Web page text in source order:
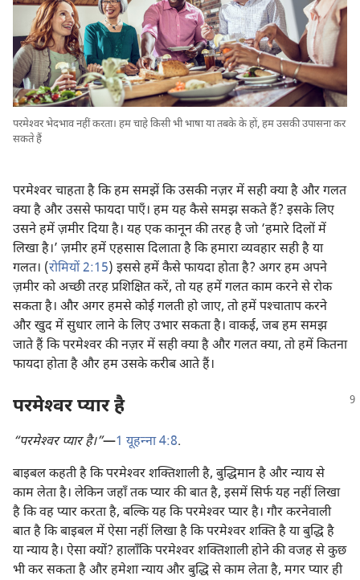
परमेश्‍वर भेदभाव नहीं करता। हम चाहे किसी भी भाषा या तबके के हों, हम उसकी उपासना कर
सकते हैं
परमेश्‍वर चाहता है कि हम समझें कि उसकी नज़र में सही क्या है और गलत
क्या है और उससे फायदा पाएँ। हम यह कैसे समझ सकते हैं? इसके लिए
उसने हमें ज़मीर दिया है। यह एक कानून की तरह है जो ‘हमारे दिलों में
लिखा है।’ ज़मीर हमें एहसास दिलाता है कि हमारा व्यवहार सही है या
गलत। (रोमियों 2:15) इससे हमें कैसे फायदा होता है? अगर हम अपने
ज़मीर को अच्छी तरह प्रशिक्षित करें, तो यह हमें गलत काम करने से रोक
सकता है। और अगर हमसे कोई गलती हो जाए, तो हमें पश्‍चाताप करने
और खुद में सुधार लाने के लिए उभार सकता है। वाकई, जब हम समझ
जाते हैं कि परमेश्‍वर की नज़र में सही क्या है और गलत क्या, तो हमें कितना
फायदा होता है और हम उसके करीब आते हैं।
परमेश्‍वर प्यार है
“परमेश्‍वर प्यार है।”​—1 यूहन्‍ना 4:8.
बाइबल कहती है कि परमेश्‍वर शक्‍तिशाली है, बुद्धिमान है और न्याय से
काम लेता है। लेकिन जहाँ तक प्यार की बात है, इसमें सिर्फ यह नहीं लिखा
है कि वह प्यार करता है, बल्कि यह कि परमेश्‍वर प्यार है। गौर करनेवाली
बात है कि बाइबल में ऐसा नहीं लिखा है कि परमेश्‍वर शक्‍ति है या बुद्धि है
या न्याय है। ऐसा क्यों? हालाँकि परमेश्‍वर शक्‍तिशाली होने की वजह से कुछ
भी कर सकता है और हमेशा न्याय और बुद्धि से काम लेता है, मगर प्यार ही